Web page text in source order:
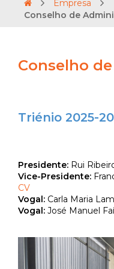
Empresa
Conselho de
Conselho
Triénio 2025-
Presidente: Rui
Vice-Presidente:
CV
Vogal: Carla Maria
Vogal: José Manuel